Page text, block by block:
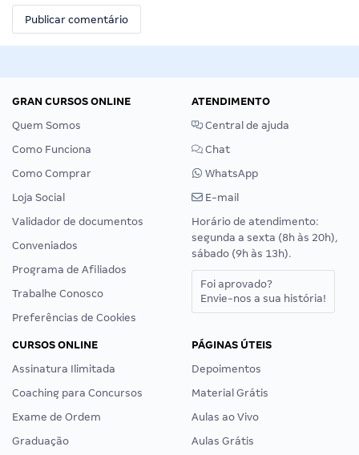
GRAN CURSOS ONLINE
Quem Somos
Como Funciona
Como Comprar
Loja Social
Validador de documentos
Conveniados
Programa de Afiliados
Trabalhe Conosco
Preferências de Cookies
ATENDIMENTO
Central de ajuda
Chat
WhatsApp
E-mail
Horário de atendimento:
segunda a sexta (8h às 20h),
sábado (9h às 13h).
Foi aprovado?
Envie-nos a sua história!
CURSOS ONLINE
Assinatura Ilimitada
Coaching para Concursos
Exame de Ordem
Graduação
PÁGINAS ÚTEIS
Depoimentos
Material Grátis
Aulas ao Vivo
Aulas Grátis